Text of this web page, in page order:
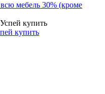
мебель 30% (кроме
купить